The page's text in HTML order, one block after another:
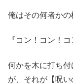
俺はその何者かの
『コン！コン！コ
何かを木に打ち
が、それが【呪い